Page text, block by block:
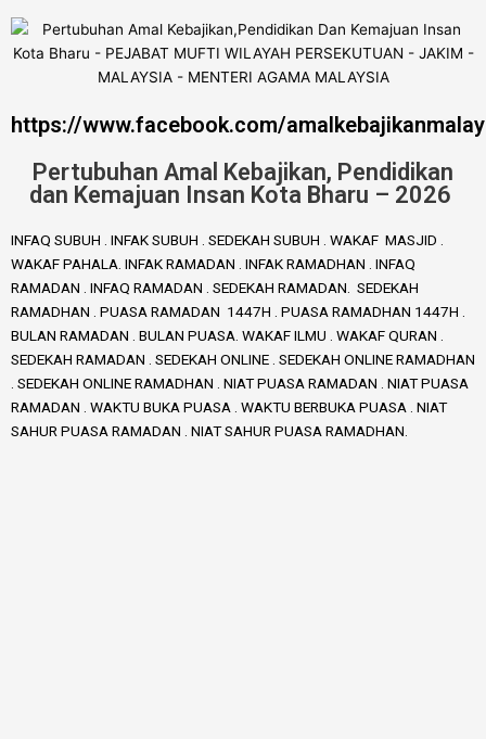
https://www.facebook.com/
Pertubuhan Amal Kebajikan, Pendidikan
dan Kemajuan Insan Kota Bharu – 2026
INFAQ SUBUH . INFAK SUBUH . SEDEKAH SUBUH . WAKAF MASJID .
WAKAF PAHALA. INFAK RAMADAN . INFAK RAMADHAN . INFAQ
RAMADAN . INFAQ RAMADAN . SEDEKAH RAMADAN. SEDEKAH
RAMADHAN . PUASA RAMADAN 1447H . PUASA RAMADHAN 1447H .
BULAN RAMADAN . BULAN PUASA. WAKAF ILMU . WAKAF QURAN .
SEDEKAH RAMADAN . SEDEKAH ONLINE . SEDEKAH ONLINE RAMADHAN
. SEDEKAH ONLINE RAMADHAN . NIAT PUASA RAMADAN . NIAT PUASA
RAMADAN . WAKTU BUKA PUASA . WAKTU BERBUKA PUASA . NIAT
SAHUR PUASA RAMADAN . NIAT SAHUR PUASA RAMADHAN.